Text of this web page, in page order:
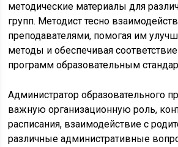
методические материалы для
групп. Методист тесно
преподавателями, помогая им
методы и обеспечивая
программ образовательным
Администратор образовательного
важную организационную роль,
расписания, взаимодействие с
различные административные